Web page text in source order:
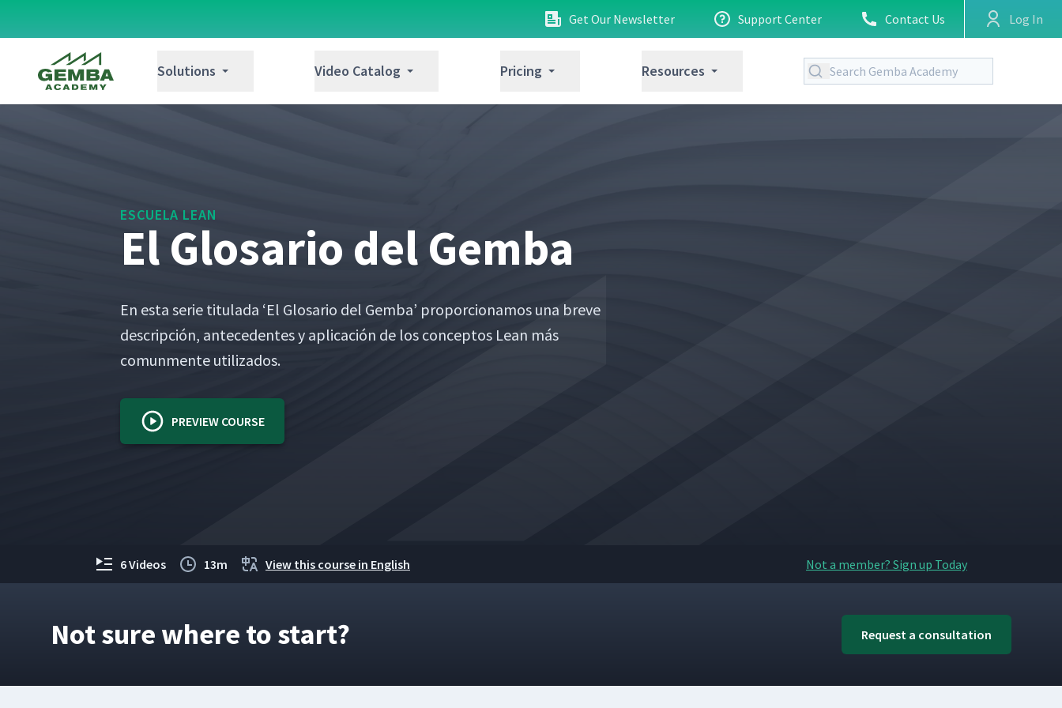
Get Our Newsletter Support Center Contact Us Log In
Solutions Video Catalog Pricing Resources
ESCUELA LEAN
El Glosario del Gemba
En esta serie tit­u­la­da ‘El Glosario del Gem­ba’ pro­por­cionamos una breve
descrip­ción, antecedentes y apli­cación de los con­cep­tos Lean más
comun­mente utilizados.
PREVIEW COURSE
6 Videos 13m View this course in English Not a member? Sign up Today
Not sure where to start? Request a consultation